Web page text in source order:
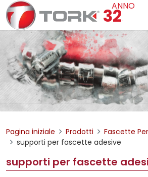
32.
ANNO
Pagina iniziale Prodotti
Fascette
supporti per fascette adesive
supporti per fascette